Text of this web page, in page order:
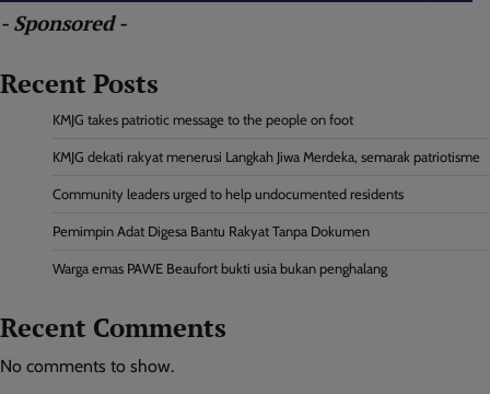
- Sponsored -
Recent Posts
KMJG takes patriotic message to the people on foot
KMJG dekati rakyat menerusi Langkah Jiwa Merdeka, semarak patriotisme
Community leaders urged to help undocumented residents
Pemimpin Adat Digesa Bantu Rakyat Tanpa Dokumen
Warga emas PAWE Beaufort bukti usia bukan penghalang
Recent Comments
No comments to show.